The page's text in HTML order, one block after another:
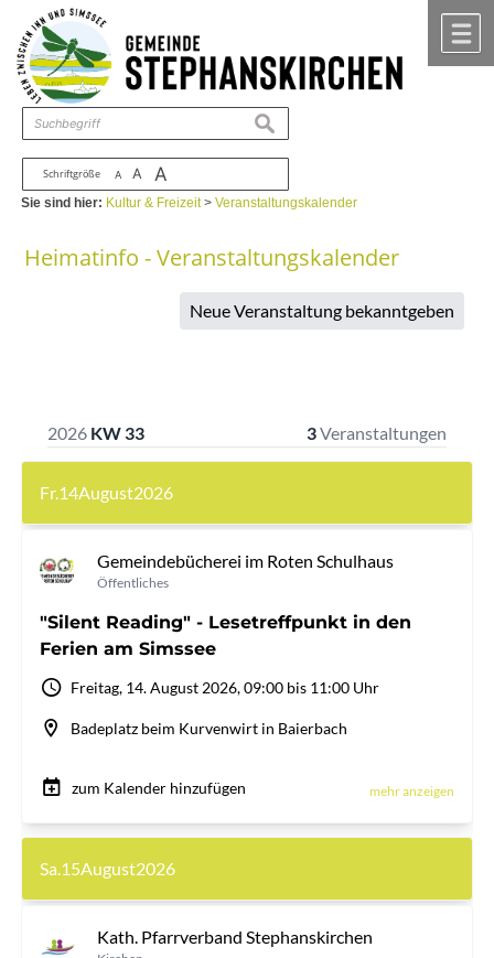
Zum Inhalt ,zur Navigation
Schriftgröße A A A
suchen
Sie sind hier: Kultur & Freizeit>Veranstaltungskalender
Heimatinfo - Veranstaltungskalender